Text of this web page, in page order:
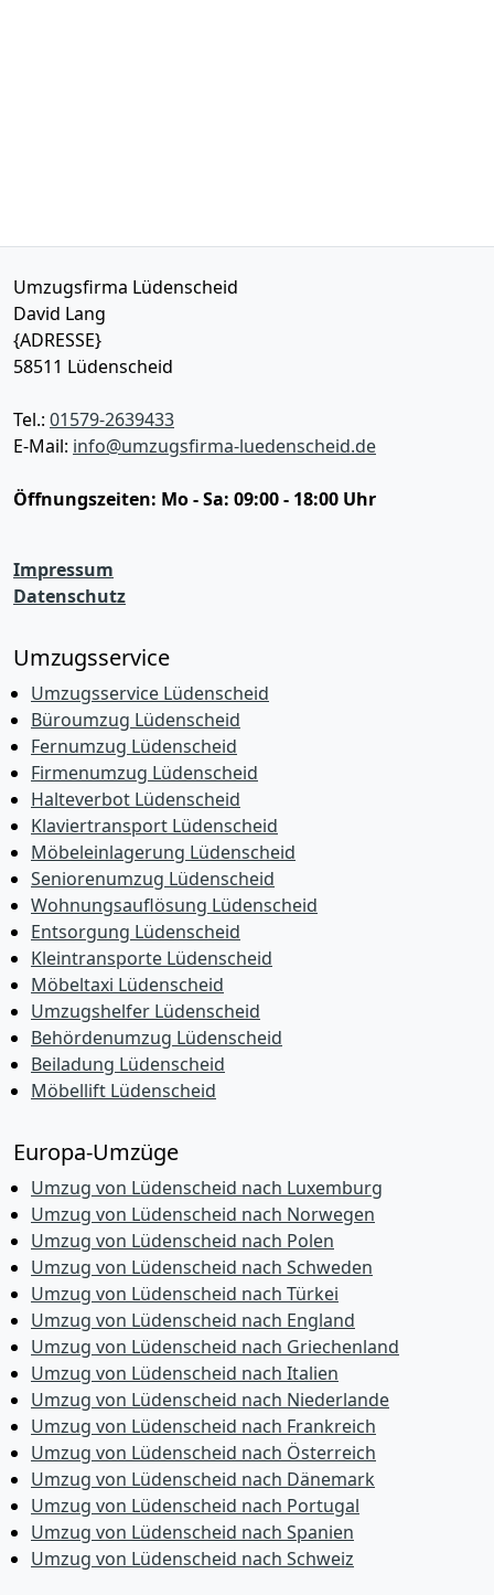
Umzugsfirma Lüdenscheid
David Lang
{ADRESSE}
58511 Lüdenscheid
Tel.: 01579-2639433
E-Mail: info@umzugsfirma-luedenscheid.de
Öffnungszeiten: Mo - Sa: 09:00 - 18:00 Uhr
Impressum
Datenschutz
Umzugsservice
Umzugsservice Lüdenscheid
Büroumzug Lüdenscheid
Fernumzug Lüdenscheid
Firmenumzug Lüdenscheid
Halteverbot Lüdenscheid
Klaviertransport Lüdenscheid
Möbeleinlagerung Lüdenscheid
Seniorenumzug Lüdenscheid
Wohnungsauflösung Lüdenscheid
Entsorgung Lüdenscheid
Kleintransporte Lüdenscheid
Möbeltaxi Lüdenscheid
Umzugshelfer Lüdenscheid
Behördenumzug Lüdenscheid
Beiladung Lüdenscheid
Möbellift Lüdenscheid
Europa-Umzüge
Umzug von Lüdenscheid nach Luxemburg
Umzug von Lüdenscheid nach Norwegen
Umzug von Lüdenscheid nach Polen
Umzug von Lüdenscheid nach Schweden
Umzug von Lüdenscheid nach Türkei
Umzug von Lüdenscheid nach England
Umzug von Lüdenscheid nach Griechenland
Umzug von Lüdenscheid nach Italien
Umzug von Lüdenscheid nach Niederlande
Umzug von Lüdenscheid nach Frankreich
Umzug von Lüdenscheid nach Österreich
Umzug von Lüdenscheid nach Dänemark
Umzug von Lüdenscheid nach Portugal
Umzug von Lüdenscheid nach Spanien
Umzug von Lüdenscheid nach Schweiz